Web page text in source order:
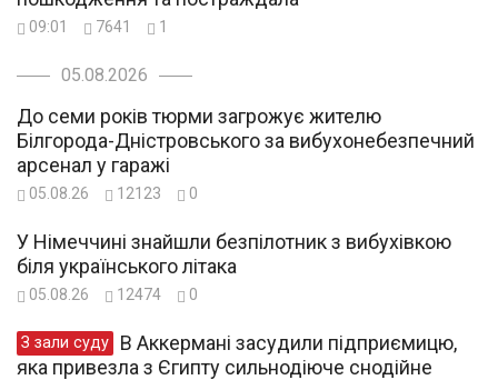
09:01 7641 1
05.08.2026
До семи років тюрми загрожує жителю
Білгорода-Дністровського за вибухонебезпечний
арсенал у гаражі
05.08.26 12123 0
У Німеччині знайшли безпілотник з вибухівкою
біля українського літака
05.08.26 12474 0
З зали суду
яка привезла з Єгипту сильнодіюче снодійне